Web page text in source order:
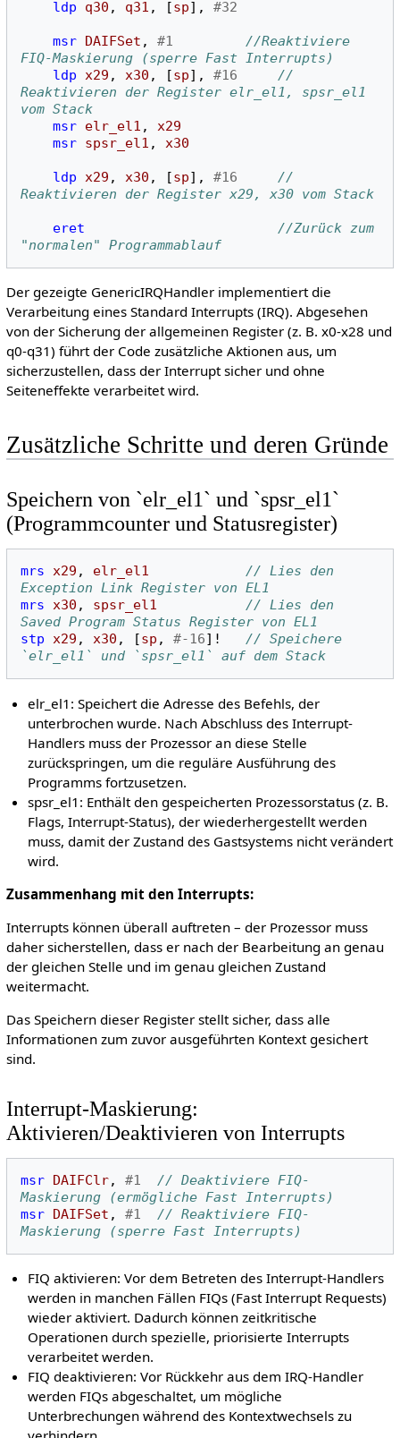
ldp q30 , q31 , [sp], #32
msr DAIFSet , #1
//Reaktiviere
FIQ-Maskierung (sperre Fast Interrupts)
ldp x29 , x30 , [sp], #16
//
Reaktivieren der Register elr_el1, spsr_el1
vom Stack
msr elr_el1 ,
x29
msr spsr_el1 , x30
ldp x29 , x30 , [sp], #16
//
eret
//Zurück zum
"normalen" Programmablauf
Der gezeigte GenericIRQHandler implementiert die
Verarbeitung eines Standard Interrupts (IRQ). Abgesehen
von der Sicherung der allgemeinen Register (z. B. x0-x28 und
q0-q31) führt der Code zusätzliche Aktionen aus, um
sicherzustellen, dass der Interrupt sicher und ohne
Seiteneffekte verarbeitet wird.
Zusätzliche Schritte und deren Gründe
Speichern von `elr_el1` und `spsr_el1`
(Programmcounter und Statusregister)
mrs x29 , elr_el1
// Lies den
Exception Link Register von EL1
mrs x30 , spsr_el1
// Lies den
Saved Program Status Register von EL1
stp x29 , x30 , [sp , #-16]!
// Speichere
`elr_el1` und `spsr_el1` auf dem Stack
elr_el1: Speichert die Adresse des Befehls, der
unterbrochen wurde. Nach Abschluss des Interrupt-
Handlers muss der Prozessor an diese Stelle
zurückspringen, um die reguläre Ausführung des
Programms fortzusetzen.
spsr_el1: Enthält den gespeicherten Prozessorstatus (z. B.
Flags, Interrupt-Status), der wiederhergestellt werden
muss, damit der Zustand des Gastsystems nicht verändert
wird.
Zusammenhang mit den Interrupts:
Interrupts können überall auftreten – der Prozessor muss
daher sicherstellen, dass er nach der Bearbeitung an genau
der gleichen Stelle und im genau gleichen Zustand
weitermacht.
Das Speichern dieser Register stellt sicher, dass alle
Informationen zum zuvor ausgeführten Kontext gesichert
sind.
Interrupt-Maskierung:
Aktivieren/Deaktivieren von Interrupts
msr DAIFClr, #1
// Deaktiviere FIQ-
Maskierung (ermögliche Fast Interrupts)
msr DAIFSet , #1
// Reaktiviere FIQ-
Maskierung (sperre Fast Interrupts)
FIQ aktivieren: Vor dem Betreten des Interrupt-Handlers
werden in manchen Fällen FIQs (Fast Interrupt Requests)
wieder aktiviert. Dadurch können zeitkritische
Operationen durch spezielle, priorisierte Interrupts
verarbeitet werden.
FIQ deaktivieren: Vor Rückkehr aus dem IRQ-Handler
werden FIQs abgeschaltet, um mögliche
Unterbrechungen während des Kontextwechsels zu